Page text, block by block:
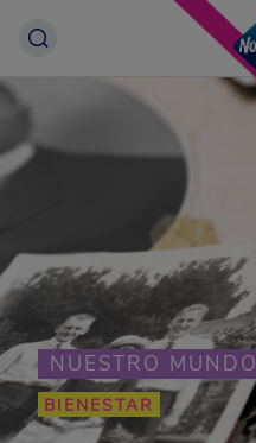
NUESTRO MUNDO
BIENESTAR